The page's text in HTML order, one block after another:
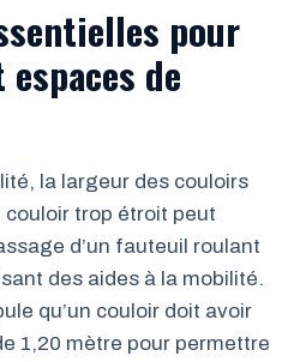
pour
de
la largeur des couloirs
couloir trop étroit peut
d’un fauteuil roulant
des aides à la mobilité.
qu’un couloir doit avoir
1,20 mètre pour permettre